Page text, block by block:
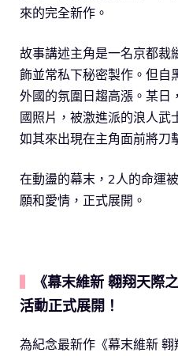
來的完全新作。
故事講述主角是一名京都裁
飾並常私下秘密製作。但自
外國的氛圍日趨高漲。某日
國照片，被激進派的浪人武
如其來出現在主角面前將刀
在動盪的幕末，2人的命運
願和愛情，正式展開。
《幕末維新 翱翔天際
活動正式展開！
為紀念最新作《幕末維新